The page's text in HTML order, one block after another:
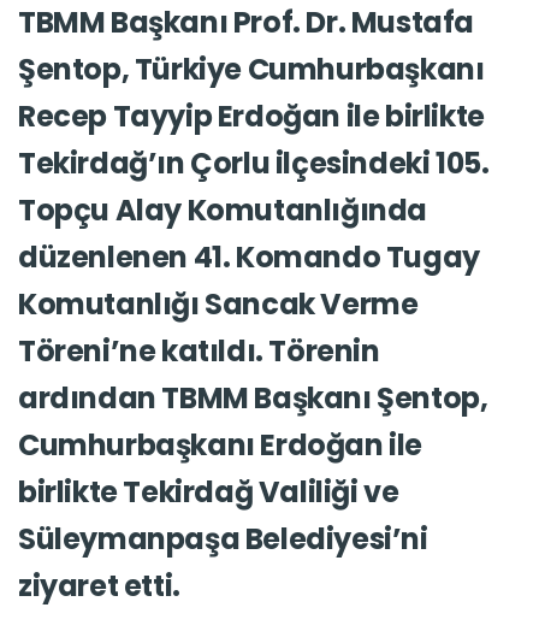
TBMM Başkanı Prof. Dr. Mustafa
Şentop, Türkiye Cumhurbaşkanı
Recep Tayyip Erdoğan ile birlikte
Tekirdağ’ın Çorlu ilçesindeki 105.
Topçu Alay Komutanlığında
düzenlenen 41. Komando Tugay
Komutanlığı Sancak Verme
Töreni’ne katıldı. Törenin
ardından TBMM Başkanı Şentop,
Cumhurbaşkanı Erdoğan ile
birlikte Tekirdağ Valiliği ve
Süleymanpaşa Belediyesi’ni
ziyaret etti.